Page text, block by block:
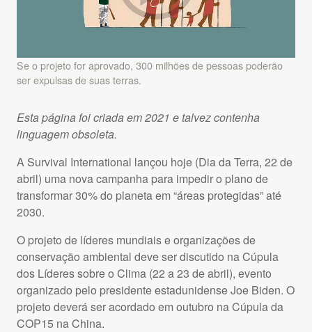
Se o projeto for aprovado, 300 milhões de pessoas poderão
ser expulsas de suas terras.
Esta página foi criada em 2021 e talvez contenha
linguagem obsoleta.
A Survival International lançou hoje (Dia da Terra, 22 de
abril) uma nova campanha para impedir o plano de
transformar 30% do planeta em “áreas protegidas” até
2030.
O projeto de líderes mundiais e organizações de
conservação ambiental deve ser discutido na Cúpula
dos Líderes sobre o Clima (22 a 23 de abril), evento
organizado pelo presidente estadunidense Joe Biden. O
projeto deverá ser acordado em outubro na Cúpula da
COP15 na China.